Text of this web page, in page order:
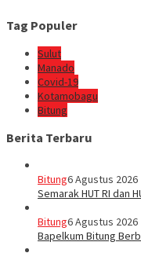
Tag Populer
Sulut
Manado
Covid-19
Kotamobagu
Bitung
Berita Terbaru
Bitung6 Agustus 2026
Semarak HUT RI dan
Bitung6 Agustus 2026
‎Bapelkum Bitung